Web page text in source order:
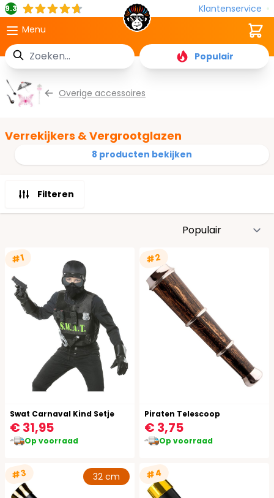
9.3
Klantenservice
Menu
Zoek
Populair
Cart
Overige accessoires
Verrekijkers & Vergrootglazen
8 producten bekijken
Filteren
#1
Swat Carnaval Kind Setje
€ 31,95
Op voorraad
#2
Piraten Telescoop
€ 3,75
Op voorraad
#3 32 cm #4